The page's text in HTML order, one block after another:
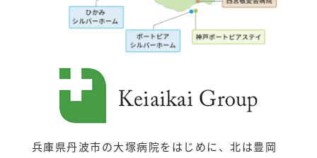
兵庫県丹波市の大塚病院をはじめに、北は豊岡